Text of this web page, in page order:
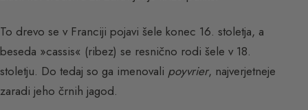
To drevo se v Franciji pojavi šele konec 16. stoletja, a
beseda »cassis« (ribez) se resnično rodi šele v 18.
stoletju. Do tedaj so ga imenovali poyvrier, najverjetneje
zaradi jeho črnih jagod.